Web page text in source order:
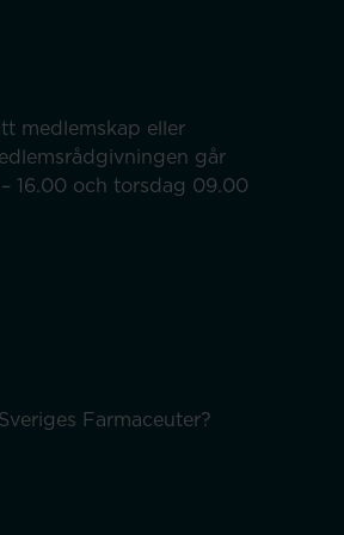
medlemskap eller
går
16.00 och torsdag 09.00
Farmaceuter?